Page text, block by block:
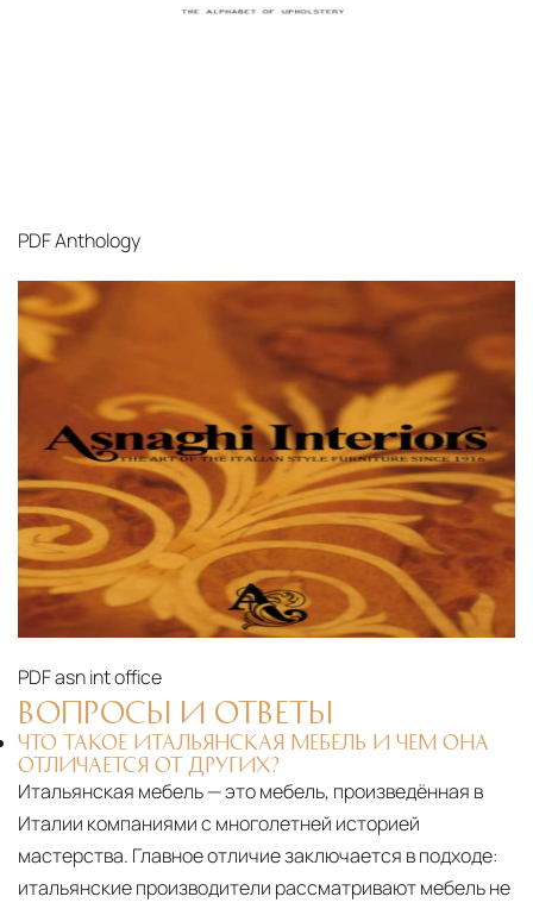
PDFAnthology
PDFasn int office
ВОПРОСЫ И ОТВЕТЫ
ЧТО ТАКОЕ ИТАЛЬЯНСКАЯ МЕБЕЛЬ И ЧЕМ ОНА
ОТЛИЧАЕТСЯ ОТ ДРУГИХ?
Итальянская мебель — это мебель, произведённая в
Италии компаниями с многолетней историей
мастерства. Главное отличие заключается в подходе:
итальянские производители рассматривают мебель не